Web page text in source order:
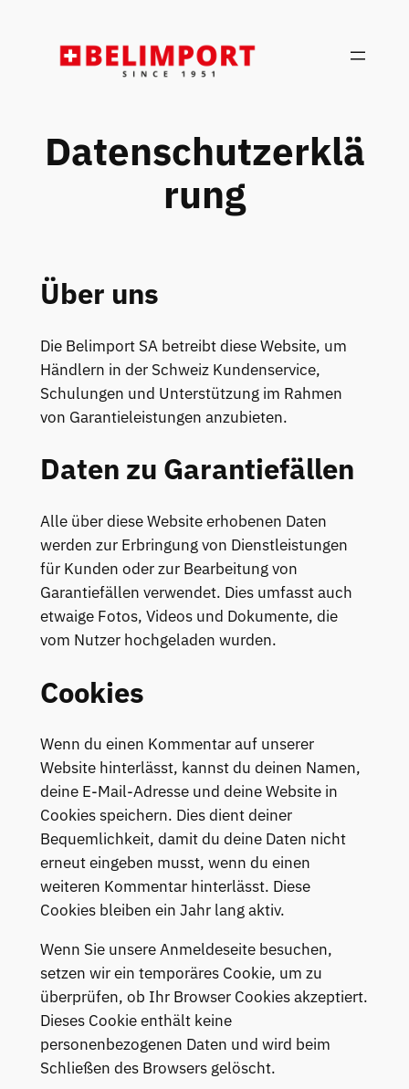
Datenschutzerklä
rung
Über uns
Die Belimport SA betreibt diese Website, um
Händlern in der Schweiz Kundenservice,
Schulungen und Unterstützung im Rahmen
von Garantieleistungen anzubieten.
Daten zu Garantiefällen
Alle über diese Website erhobenen Daten
werden zur Erbringung von Dienstleistungen
für Kunden oder zur Bearbeitung von
Garantiefällen verwendet. Dies umfasst auch
etwaige Fotos, Videos und Dokumente, die
vom Nutzer hochgeladen wurden.
Cookies
Wenn du einen Kommentar auf unserer
Website hinterlässt, kannst du deinen Namen,
deine E-Mail-Adresse und deine Website in
Cookies speichern. Dies dient deiner
Bequemlichkeit, damit du deine Daten nicht
erneut eingeben musst, wenn du einen
weiteren Kommentar hinterlässt. Diese
Cookies bleiben ein Jahr lang aktiv.
Wenn Sie unsere Anmeldeseite besuchen,
setzen wir ein temporäres Cookie, um zu
überprüfen, ob Ihr Browser Cookies akzeptiert.
Dieses Cookie enthält keine
personenbezogenen Daten und wird beim
Schließen des Browsers gelöscht.